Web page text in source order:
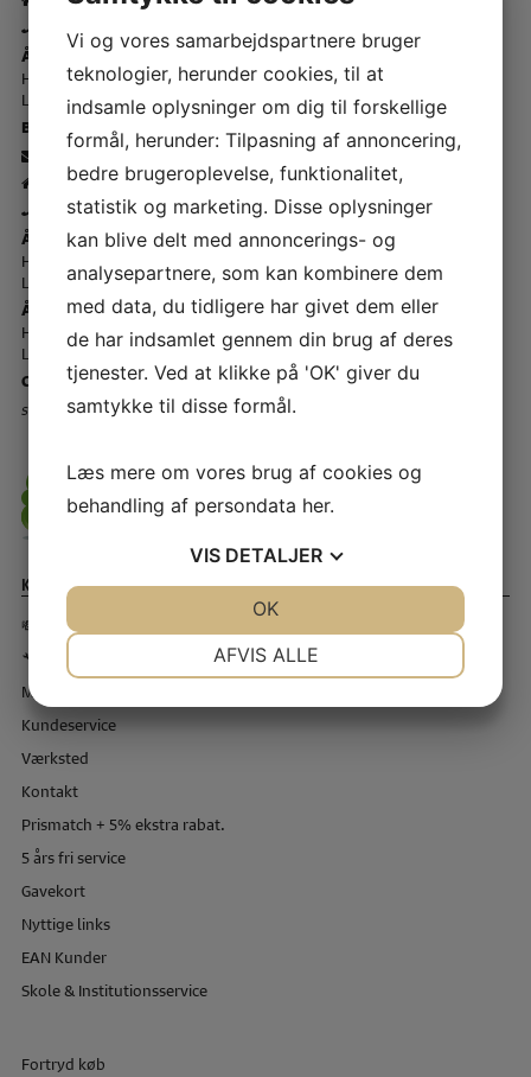
Åbningstider Rødovre 🏠
Hverdage - kl. 10.00 - 17.30
Lørdage - kl. 10.00 - 14.00
Butik Slagelse
info@symaskinetorvet.dk
- Korsørvej 23 - 4200 Slagelse
58 52 29 22
Åbningstider Slagelse 🏠
Hverdage kl. 10.00 - 17.30
Lørdage - kl. 10.00 - 14.00
Åbningstider - Telefon ☎️
Hverdage - kl. 12.00 - 17.00
Lørdage - Lukket
CVR-nr – 61 41 59 12
Storkøbenhavns Symaskinecenter I/S - Symaskine Torvet
Kundeservice
💸 Forudbetaling 💸
🔧 BOOK TID TIL SERVICE 🔧
Min konto
Kundeservice
Værksted
Kontakt
Prismatch + 5% ekstra rabat.
5 års fri service
Gavekort
Nyttige links
EAN Kunder
Skole & Institutionsservice
Fortryd køb
Vi og vores samarbejdspartnere bruger
teknologier, herunder cookies, til at
indsamle oplysninger om dig til forskellige
formål, herunder: Tilpasning af annoncering,
bedre brugeroplevelse, funktionalitet,
statistik og marketing. Disse oplysninger
kan blive delt med annoncerings- og
analysepartnere, som kan kombinere dem
med data, du tidligere har givet dem eller
de har indsamlet gennem din brug af deres
tjenester. Ved at klikke på 'OK' giver du
samtykke til disse formål.
Læs mere om vores brug af cookies og
behandling af persondata her.
VIS DETALJER
AFVIS ALLE
OK